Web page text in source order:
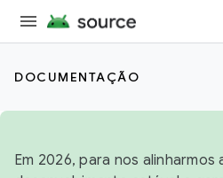
DOCUMENTAÇÃO
Em 2026, para nos